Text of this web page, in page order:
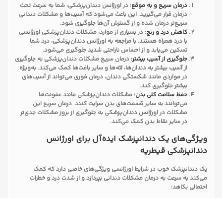
درمان سریع و به موقع: در اورژانس دندان‌پزشکی، شما به سرعت تحت
درمان قرار می‌گیرید. این باعث می‌شود که آسیب‌ها و مشکلات دندانی
سریع‌تر درمان شده و از گسترش آن‌ها جلوگیری شود.
کاهش درد و رنج: در بسیاری از موارد، مشکلات دندان‌پزشکی اورژانسی
با درد همراه هستند. با مراجعه به اورژانس دندان‌پزشکی، درد شما
تسکین می‌یابد و از احساس ناراحتی شدید جلوگیری می‌شود.
جلوگیری از آسیب بیشتر: درمان سریع مشکلات دندان‌پزشکی به جلوگیری
از آسیب بیشتر به دندان‌ها، لثه‌ها و سایر بافت‌ها کمک می‌کند. به‌ویژه
در مواردی مانند شکستگی دندان، درمان فوری می‌تواند از آسیب‌های
بیشتر جلوگیری کند.
حفظ سلامت کلی بدن: مشکلات دندان‌پزشکی مانند عفونت‌ها
می‌توانند به سایر قسمت‌های بدن سرایت کنند. درمان سریع این
مشکلات در اورژانس دندان‌پزشکی به جلوگیری از بروز مشکلات جدی‌تر
در سایر نقاط بدن کمک می‌کند.
ویژگی‌های یک دندانپزشک ایده‌آل برای اورژانس
دندانپزشکی قیطریه
یک دندانپزشک خوب در شرایط اورژانسی ویژگی‌های خاصی دارد که کمک
می‌کند به سرعت به درمان مشکلات دندانی بپردازد و از شدت درد و خطرات
احتمالی بکاهد: